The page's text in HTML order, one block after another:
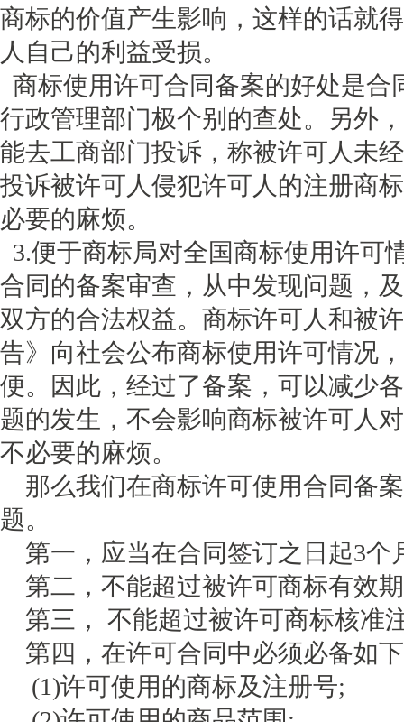
商标的价值产生影响，这样的话就
人自己的利益受损。
商标使用许可合同备案的好处是
行政管理部门极个别的查处。另外
能去工商部门投诉，称被许可人未
投诉被许可人侵犯许可人的注册商
必要的麻烦。
3.便于商标局对全国商标使用许可
合同的备案审查，从中发现问题，
双方的合法权益。商标许可人和被
告》向社会公布商标使用许可情况
便。因此，经过了备案，可以减少
题的发生，不会影响商标被许可人
不必要的麻烦。
那么我们在商标许可使用合同备
题。
第一，应当在合同签订之日起3个
第二，不能超过被许可商标有效
第三， 不能超过被许可商标核准
第四，在许可合同中必须必备如
(1)许可使用的商标及注册号;